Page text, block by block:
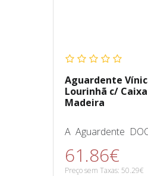
Aguardente
Lourinhã c/
Madeira
A Aguardente
61.86€
Preço sem Taxas: 50.29€